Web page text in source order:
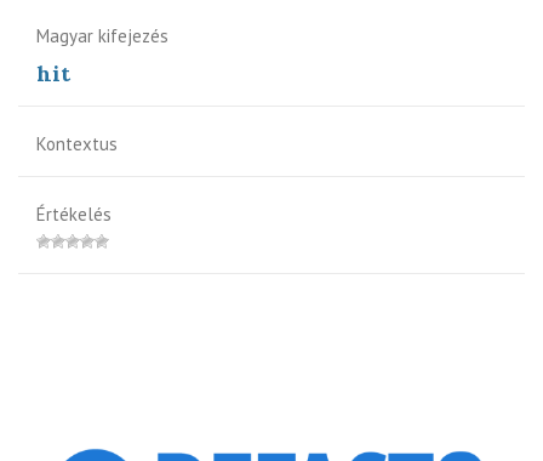
Magyar kifejezés
hit
Kontextus
Értékelés